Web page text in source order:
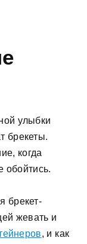
улыбки
брекеты.
когда
обойтись.
брекет-
жевать и
, и как